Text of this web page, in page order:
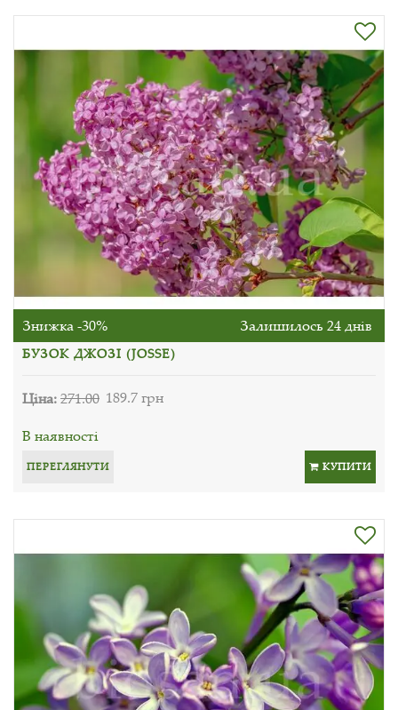
Знижка -30% Залишилось 24 днів
БУЗОК ДЖОЗІ (JOSSE)
Ціна:271.00 189.7 грн
В наявності
ПЕРЕГЛЯНУТИ КУПИТИ